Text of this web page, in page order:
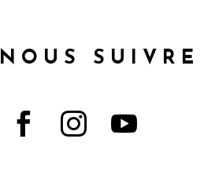
NOUS SUIVRE
  